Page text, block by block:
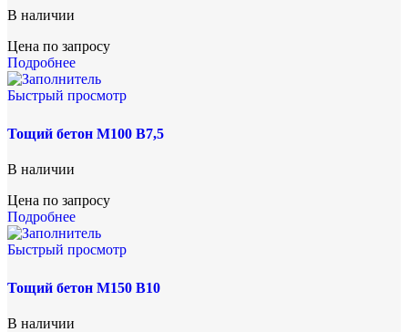
В наличии
Цена по запросу
Подробнее
Быстрый просмотр
Тощий бетон М100 В7,5
В наличии
Цена по запросу
Подробнее
Быстрый просмотр
Тощий бетон М150 В10
В наличии